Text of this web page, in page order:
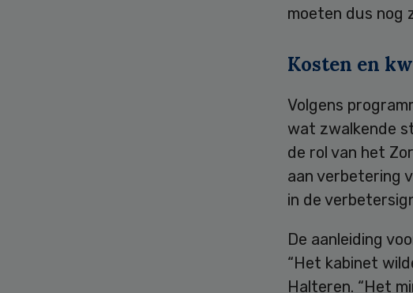
moeten dus nog
Kosten en
Volgens
wat zwalkende
de rol van het
aan verbetering
in de
De aanleiding
“Het kabinet
Halteren. “Het